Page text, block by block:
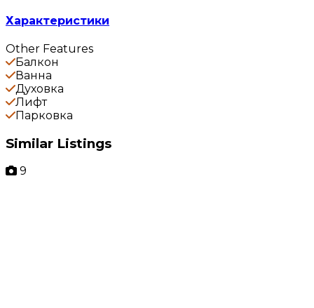
Характеристики
Other Features
Балкон
Ванна
Духовка
Лифт
Парковка
Similar Listings
9